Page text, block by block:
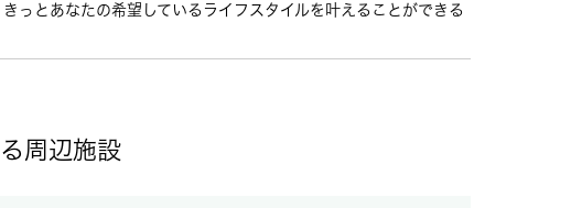
っとあなたの希望しているライフスタイルを叶えることができる
周辺施設